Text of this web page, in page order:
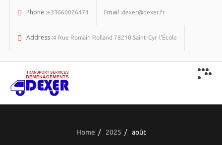
Phone :+33660026474 Email :dexer@dexer.fr
Address :4 Rue Romain Rolland 78210 Saint-Cyr-l'École
Home / 2025 / août